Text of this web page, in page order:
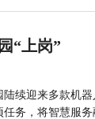
“上岗”
续迎来多款机
务，将智慧服务